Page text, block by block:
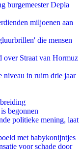
burgemeester Depla
miljoenen aan
die mensen
over Straat van Hormuz
niveau in ruim drie jaar
begonnen
politieke mening, laat
met babykonijntjes
voor schade door